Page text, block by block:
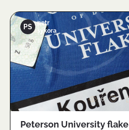
Bild
PS
petr
sýkora
36 1
Peterson University flake